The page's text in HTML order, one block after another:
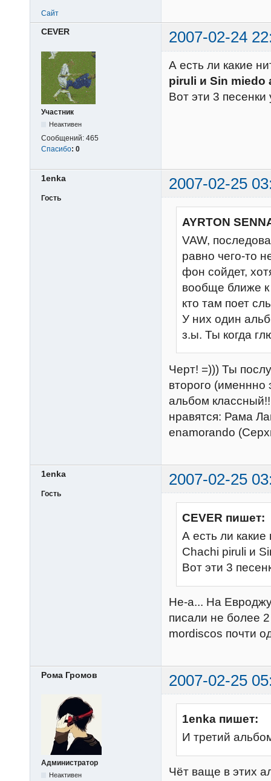
Сайт
CEVER 2007-02-24
Участник
Неактивен
Сообщений: 465
Спасибо: 0
А есть ли какие
piruli и Sin miedo
Вот эти 3 песенки
1enka 2007-02-25
Гость
AYRTON
VAW,
равно чего-то
фон сойдет,
вообще ближе к
кто там поет
У них один
з.ы. Ты когда
Черт! =))) Ты
второго (именнно
альбом
нравятся: Рама
enamorando
1enka 2007-02-25
Гость
CEVER пишет:
А есть ли
Chachi piruli и
Вот эти 3
Не-а... На
писали не более
mordiscos почти
Рома Громов 2007-02-25
Администратор
Неактивен
1enka пишет:
И третий
Чёт ваще в этих